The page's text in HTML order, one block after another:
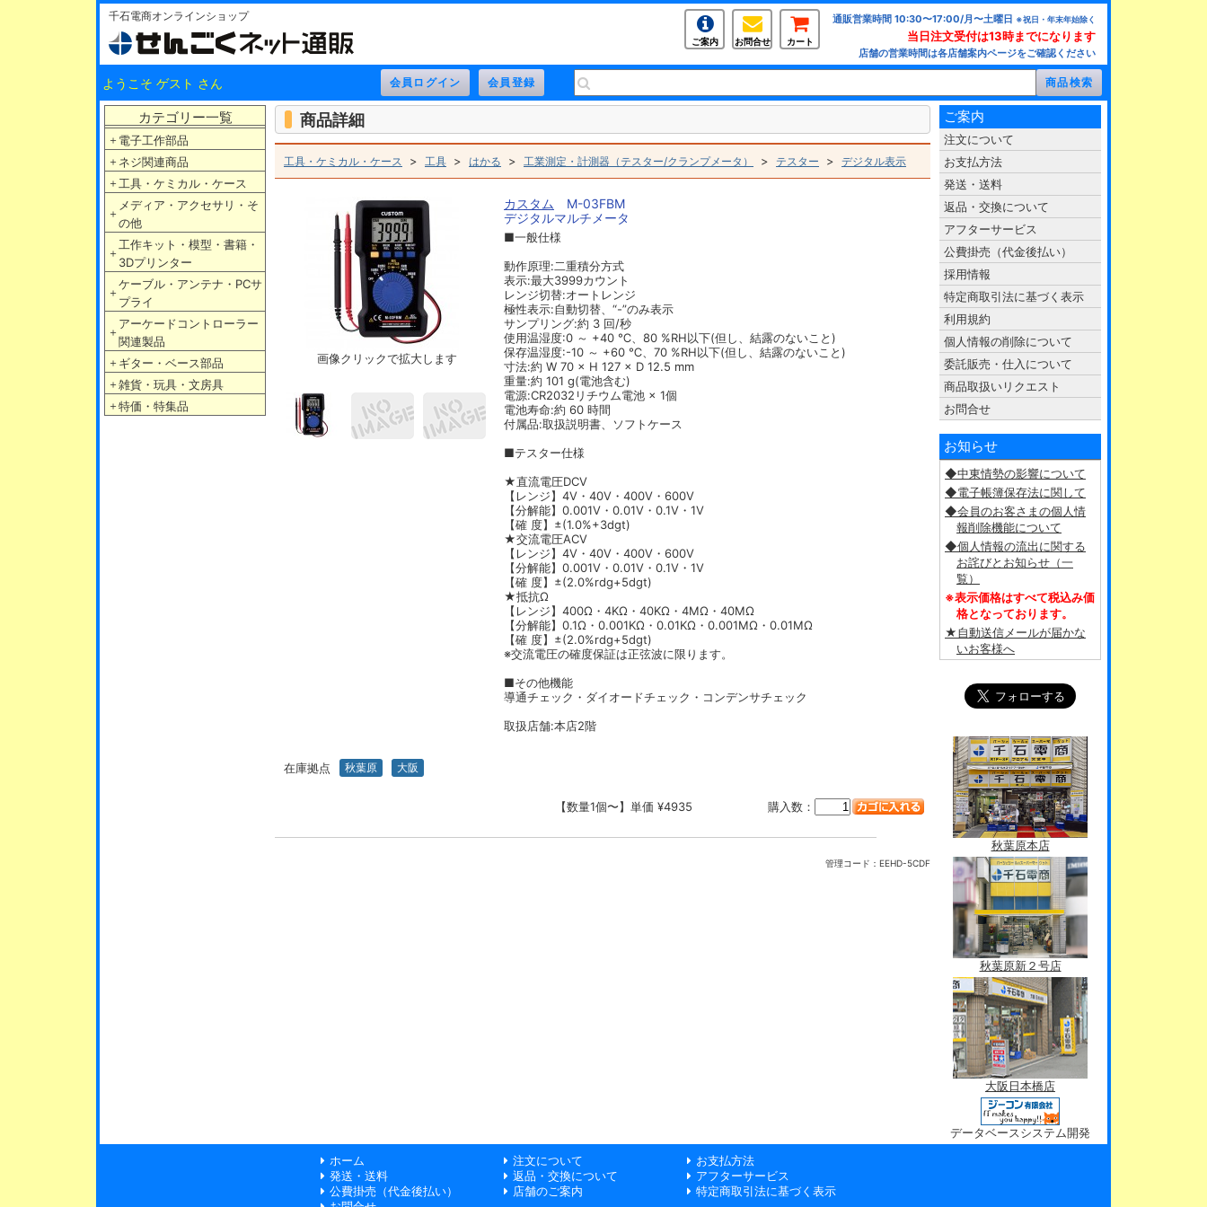
千石電商オンラインショップ
ご案内 お問合せ カート
通販営業時間 10:30〜17:00/月〜土曜日 ※祝日・年末年始除く
当日注文受付は13時までになります
店舗の営業時間は各店舗案内ページをご確認ください
ようこそ ゲスト さん
カテゴリー一覧
＋ 電子工作部品
＋ ネジ関連商品
＋ 工具・ケミカル・ケース
＋
メディア・アクセサリ・そ
の他
＋
工作キット・模型・書籍・
3Dプリンター
＋
ケーブル・アンテナ・PCサ
プライ
＋
アーケードコントローラー
関連製品
＋ ギター・ベース部品
＋ 雑貨・玩具・文房具
＋ 特価・特集品
商品詳細
工具・ケミカル・ケース > 工具 > はかる > 工業測定・計測器（テスター/クランプメータ） > テスター > デジタル表示
画像クリックで拡大します
カスタム
M-03FBM
デジタルマルチメータ
■一般仕様
動作原理:二重積分方式
表示:最大3999カウント
レンジ切替:オートレンジ
極性表示:自動切替、“-”のみ表示
サンプリング:約 3 回/秒
使用温湿度:0 ～ +40 ℃、80 %RH以下(但し、結露のないこと)
保存温湿度:-10 ～ +60 ℃、70 %RH以下(但し、結露のないこと)
寸法:約 W 70 × H 127 × D 12.5 mm
重量:約 101 g(電池含む)
電源:CR2032リチウム電池 × 1個
電池寿命:約 60 時間
付属品:取扱説明書、ソフトケース
■テスター仕様
★直流電圧DCV
【レンジ】4V・40V・400V・600V
【分解能】0.001V・0.01V・0.1V・1V
【確 度】±(1.0%+3dgt)
★交流電圧ACV
【レンジ】4V・40V・400V・600V
【分解能】0.001V・0.01V・0.1V・1V
【確 度】±(2.0%rdg+5dgt)
★抵抗Ω
【レンジ】400Ω・4KΩ・40KΩ・4MΩ・40MΩ
【分解能】0.1Ω・0.001KΩ・0.01KΩ・0.001MΩ・0.01MΩ
【確 度】±(2.0%rdg+5dgt)
※交流電圧の確度保証は正弦波に限ります。
■その他機能
導通チェック・ダイオードチェック・コンデンサチェック
取扱店舗:本店2階
在庫拠点 秋葉原 大阪
【数量1個〜】単価 ¥4935 購入数：
管理コード： EEHD-5CDF
ご案内
注文について
お支払方法
発送・送料
返品・交換について
アフターサービス
公費掛売（代金後払い）
採用情報
特定商取引法に基づく表示
利用規約
個人情報の削除について
委託販売・仕入について
商品取扱いリクエスト
お問合せ
お知らせ
◆中東情勢の影響について
◆電子帳簿保存法に関して
◆会員のお客さまの個人情
報削除機能について
◆個人情報の流出に関する
お詫びとお知らせ（一
覧）
※表示価格はすべて税込み価
格となっております。
★自動送信メールが届かな
いお客様へ
秋葉原本店
秋葉原新２号店
大阪日本橋店
データベースシステム開発
ホーム
注文について
お支払方法
発送・送料
返品・交換について
アフターサービス
公費掛売（代金後払い）
店舗のご案内
特定商取引法に基づく表示